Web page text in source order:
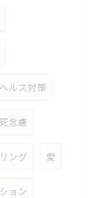
ルス対策
念慮
ング 愛
ョン